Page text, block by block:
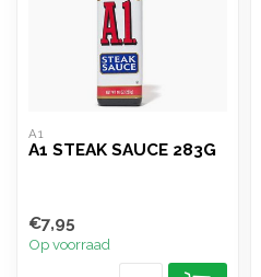
A1
A1 STEAK SAUCE 283G
€7,95
Op voorraad